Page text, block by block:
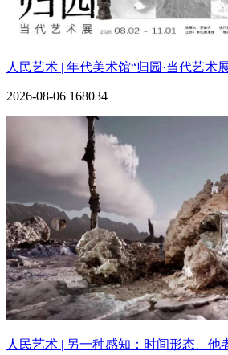
人民艺术 | 年代美术馆“归园·当代艺术
2026-08-06 168034
人民艺术 | 另一种感知：时间形态、他